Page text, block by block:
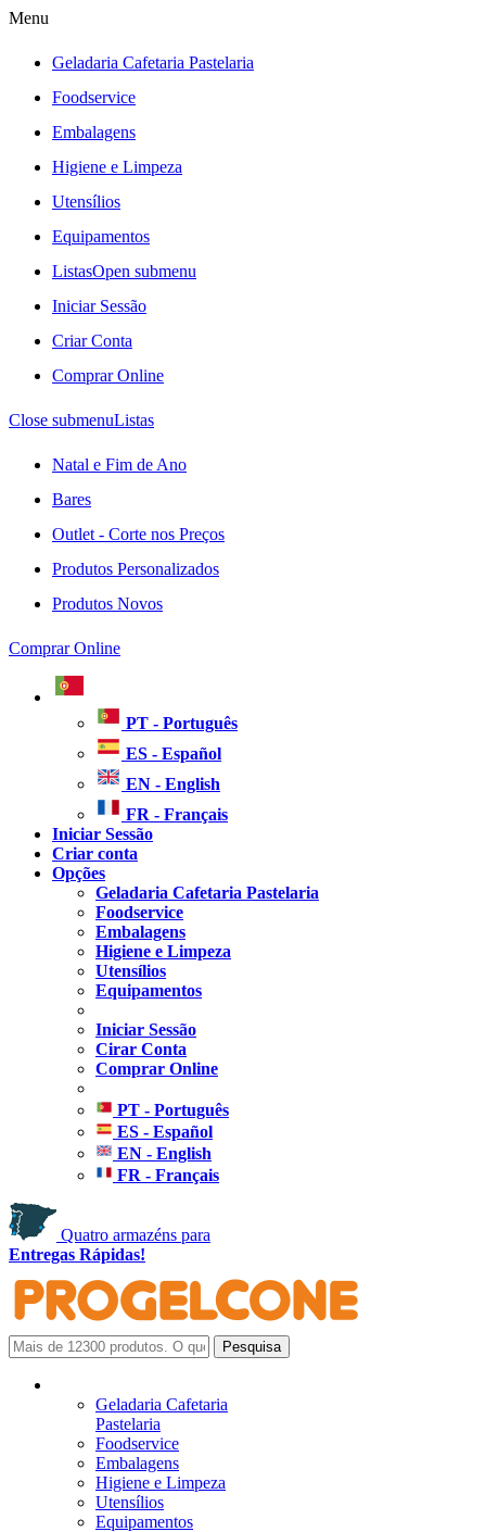
Menu
Geladaria Cafetaria Pastelaria
Foodservice
Embalagens
Higiene e Limpeza
Utensílios
Equipamentos
ListasOpen submenu
Iniciar Sessão
Criar Conta
Comprar Online
Close submenuListas
Natal e Fim de Ano
Bares
Outlet - Corte nos Preços
Produtos Personalizados
Produtos Novos
Comprar Online
PT - Português
ES - Español
EN - English
FR - Français
Iniciar Sessão
Criar conta
Opções
Geladaria Cafetaria Pastelaria
Foodservice
Embalagens
Higiene e Limpeza
Utensílios
Equipamentos
Iniciar Sessão
Cirar Conta
Comprar Online
PT - Português
ES - Español
EN - English
FR - Français
Quatro armazéns para
Entregas Rápidas!
Geladaria Cafetaria
Pastelaria
Foodservice
Embalagens
Higiene e Limpeza
Utensílios
Equipamentos